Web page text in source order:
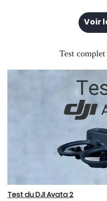
Voir
Test
Test du DJI Avata 2